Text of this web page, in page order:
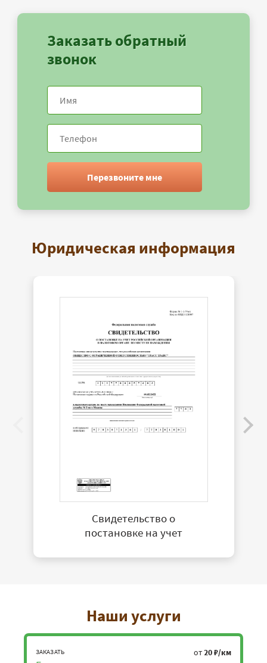
Заказать обратный
звонок
Перезвоните мне
Юридическая информация
Свидетельство о
постановке на учет
Наши услуги
ЗАКАЗАТЬ от20 ₽/км